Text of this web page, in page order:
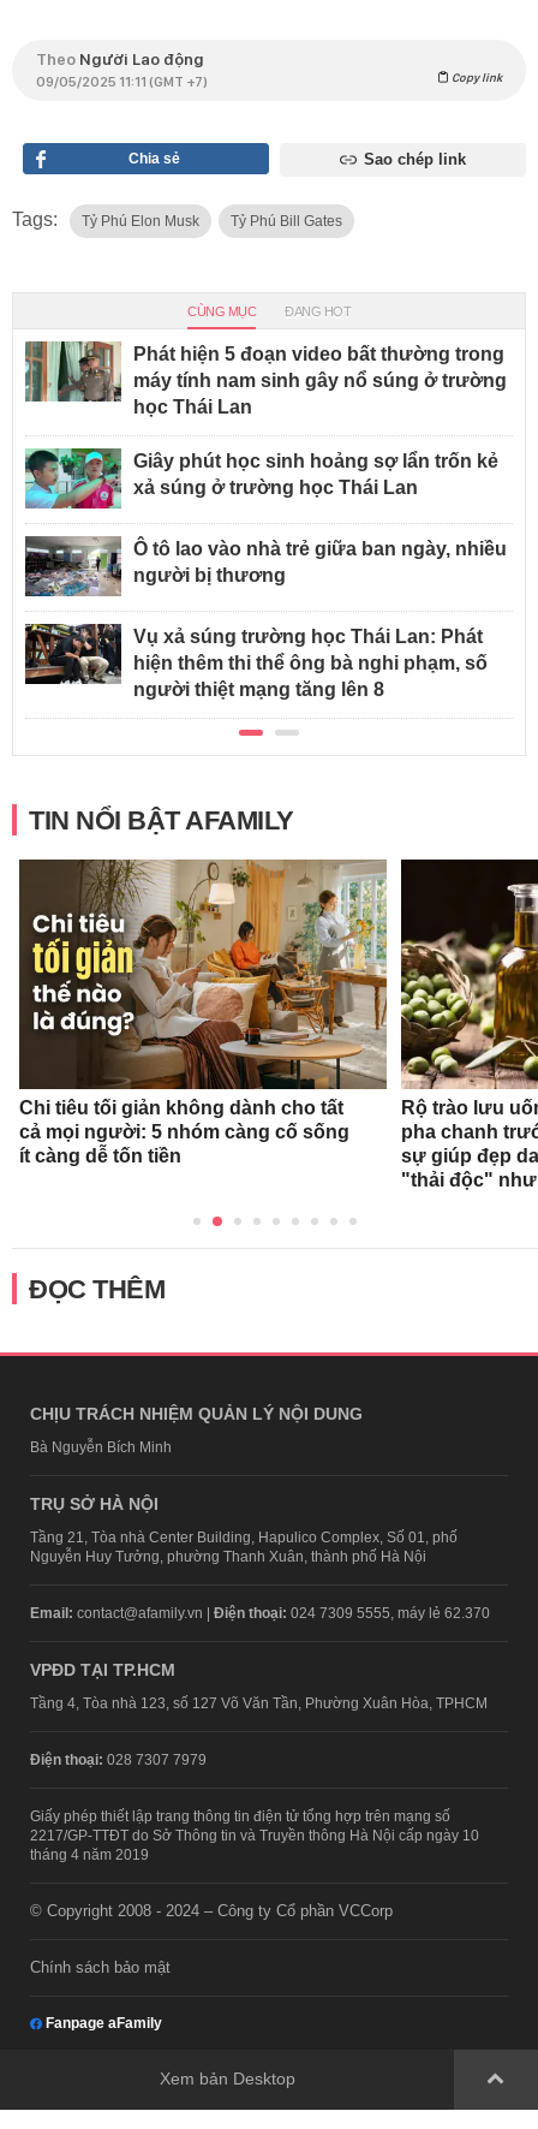
Theo Người Lao động
09/05/2025 11:11 (GMT +7) Copy link
Chia sẻ Sao chép link
Tags: Tỷ Phú Elon Musk Tỷ Phú Bill Gates
CÙNG MỤC ĐANG HOT
Phát hiện 5 đoạn video bất thường trong
máy tính nam sinh gây nổ súng ở trường
học Thái Lan
Giây phút học sinh hoảng sợ lẩn trốn kẻ
xả súng ở trường học Thái Lan
Ô tô lao vào nhà trẻ giữa ban ngày, nhiều
người bị thương
Vụ xả súng trường học Thái Lan: Phát
hiện thêm thi thể ông bà nghi phạm, số
người thiệt mạng tăng lên 8
TIN NỔI BẬT AFAMILY
Chi tiêu tối giản không dành cho tất
cả mọi người: 5 nhóm càng cố sống
ít càng dễ tốn tiền
Rộ trào lưu
pha chanh
sự giúp đẹp
"thải độc"
ĐỌC THÊM
CHỊU TRÁCH NHIỆM QUẢN LÝ NỘI DUNG
Bà Nguyễn Bích Minh
TRỤ SỞ HÀ NỘI
Tầng 21, Tòa nhà Center Building, Hapulico Complex, Số 01, phố
Nguyễn Huy Tưởng, phường Thanh Xuân, thành phố Hà Nội
Email: contact@afamily.vn | Điện thoại: 024 7309 5555, máy lẻ 62.370
VPĐD TẠI TP.HCM
Tầng 4, Tòa nhà 123, số 127 Võ Văn Tần, Phường Xuân Hòa, TPHCM
Điện thoại: 028 7307 7979
Giấy phép thiết lập trang thông tin điện tử tổng hợp trên mạng số
2217/GP-TTĐT do Sở Thông tin và Truyền thông Hà Nội cấp ngày 10
tháng 4 năm 2019
© Copyright 2008 - 2024 – Công ty Cổ phần VCCorp
Chính sách bảo mật
Fanpage aFamily
Xem bản Desktop